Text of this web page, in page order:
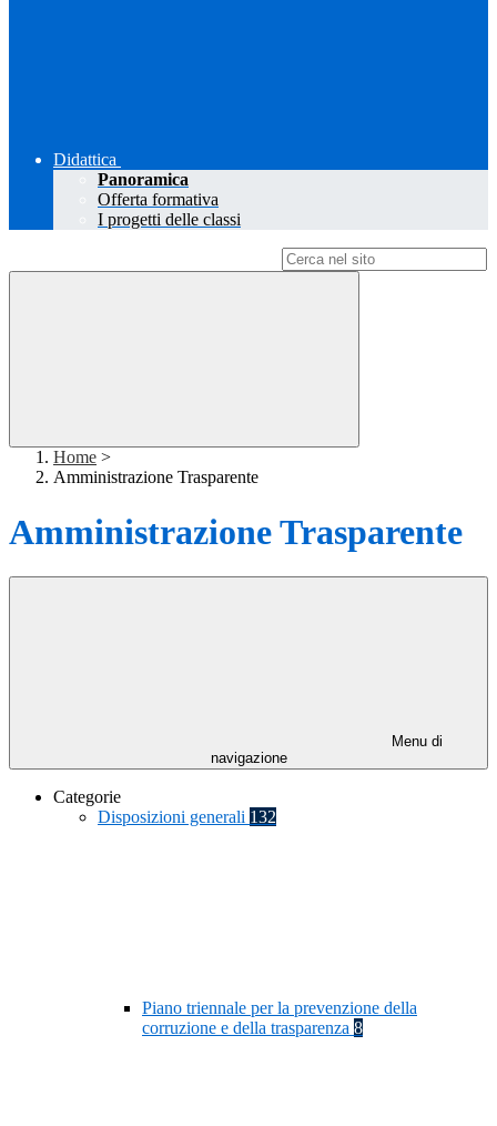
Didattica
Panoramica
Offerta formativa
I progetti delle classi
Home >
Amministrazione Trasparente
Amministrazione Trasparente
Menu di
navigazione
Categorie
Disposizioni generali 132
Piano triennale per la prevenzione della
corruzione e della trasparenza 8